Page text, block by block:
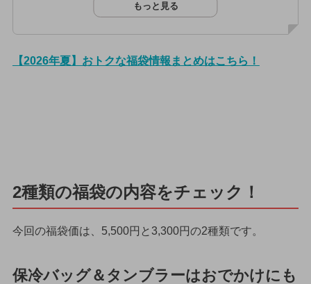
もっと見る
【2026年夏】おトクな福袋情報まとめはこちら！
2種類の福袋の内容をチェック！
今回の福袋価は、5,500円と3,300円の2種類です。
保冷バッグ＆タンブラーはおでかけにも